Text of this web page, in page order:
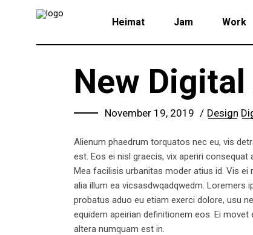
Heimat Jam Work
New Digital
November 19, 2019 Design
Alienum phaedrum torquatos nec eu, vis
est. Eos ei nisl graecis, vix aperiri
Mea facilisis urbanitas moder atius id. Vis
alia illum ea vicsasdwqadqwedm. Loremers
probatus aduo eu etiam exerci dolore, usu
equidem apeirian definitionem eos. Ei
altera numquam est in.